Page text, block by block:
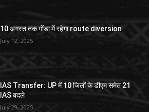
10 अगस्त तक गोंडा में रहेगा route diversion
July 12, 2025
IAS Transfer: UP में 10 जिलों के डीएम समेत 21
IAS बदले
July 29, 2025